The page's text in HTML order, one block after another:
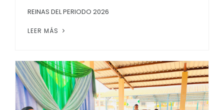
REINAS DEL PERIODO 2026
LEER MÁS